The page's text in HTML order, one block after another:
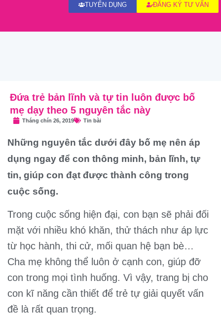
ĐĂNG KÝ TƯ VẤN
TUYỂN DỤNG
Đứa trẻ bản lĩnh và tự tin luôn được bố
mẹ dạy theo 5 nguyên tắc này
Tháng chín 26, 2019 Tin bài
Những nguyên tắc dưới đây bố mẹ nên áp
dụng ngay để con thông minh, bản lĩnh, tự
tin, giúp con đạt được thành công trong
cuộc sống.
Trong cuộc sống hiện đại, con bạn sẽ phải đối
mặt với nhiều khó khăn, thử thách như áp lực
từ học hành, thi cử, mối quan hệ bạn bè…
Cha mẹ không thể luôn ở cạnh con, giúp đỡ
con trong mọi tình huống. Vì vậy, trang bị cho
con kĩ năng cần thiết để trẻ tự giải quyết vấn
đề là rất quan trọng.